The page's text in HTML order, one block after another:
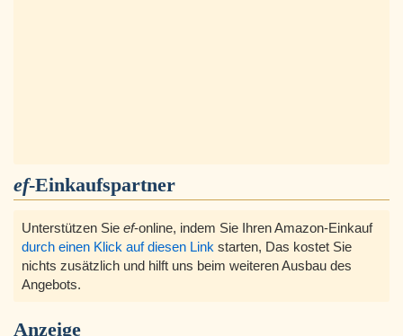
ef-Einkaufspartner
Unterstützen Sie ef-online, indem Sie Ihren Amazon-Einkauf
durch einen Klick auf diesen Link starten, Das kostet Sie
nichts zusätzlich und hilft uns beim weiteren Ausbau des
Angebots.
Anzeige